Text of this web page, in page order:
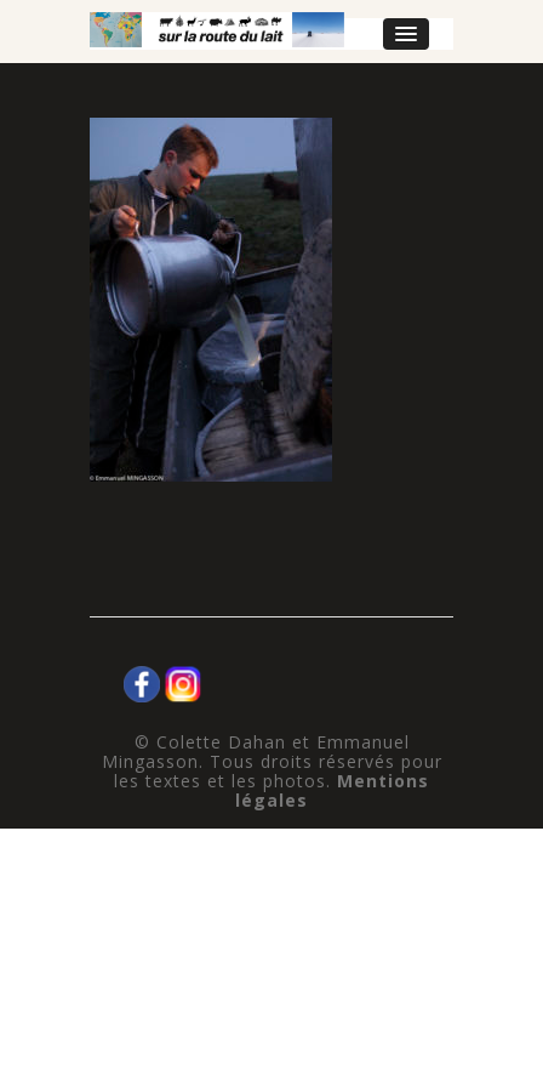
© Colette Dahan et Emmanuel
Mingasson. Tous droits réservés pour
les textes et les photos. Mentions
légales